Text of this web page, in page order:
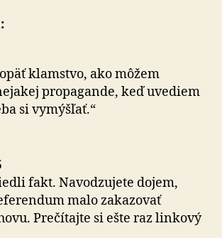
klamstvo, ako môžem
propagande, keď uvediem
si vymýšľať.“
fakt. Navodzujete dojem,
malo zakazovať
Prečítajte si ešte raz linkový